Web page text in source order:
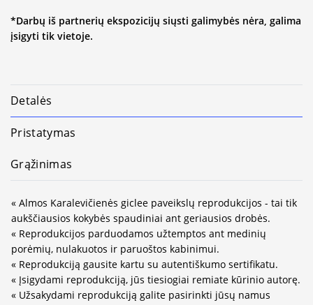
*Darbų iš partnerių ekspozicijų siųsti galimybės nėra, galima
įsigyti tik vietoje.
Detalės
Pristatymas
Grąžinimas
« Almos Karalevičienės giclee paveikslų reprodukcijos - tai tik
aukščiausios kokybės spaudiniai ant geriausios drobės.
« Reprodukcijos parduodamos užtemptos ant medinių
porėmių, nulakuotos ir paruoštos kabinimui.
« Reprodukciją gausite kartu su autentiškumo sertifikatu.
« Įsigydami reprodukciją, jūs tiesiogiai remiate kūrinio autorę.
« Užsakydami reprodukciją galite pasirinkti jūsų namus